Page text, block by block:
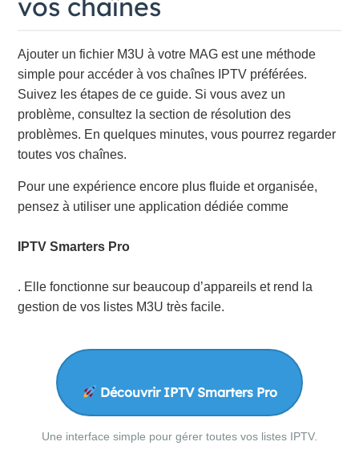
vos chaînes
Ajouter un fichier M3U à votre MAG est une méthode
simple pour accéder à vos chaînes IPTV préférées.
Suivez les étapes de ce guide. Si vous avez un
problème, consultez la section de résolution des
problèmes. En quelques minutes, vous pourrez regarder
toutes vos chaînes.
Pour une expérience encore plus fluide et organisée,
pensez à utiliser une application dédiée comme
IPTV Smarters Pro
. Elle fonctionne sur beaucoup d’appareils et rend la
gestion de vos listes M3U très facile.
Découvrir IPTV Smarters Pro
Une interface simple pour gérer toutes vos listes IPTV.